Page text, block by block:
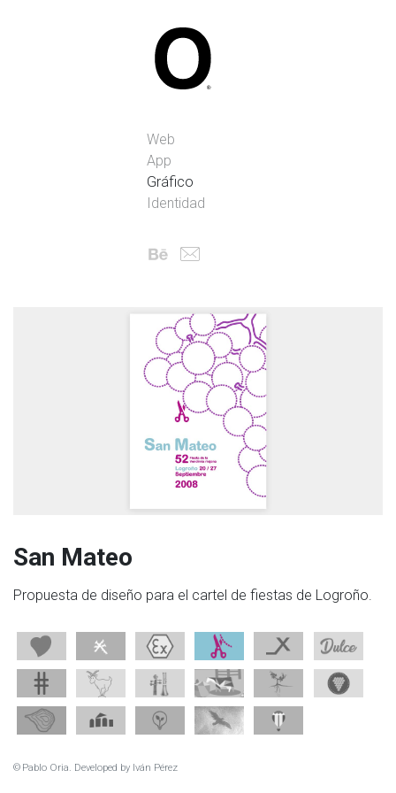
Pablo Oria
Web
App
Gráfico
Identidad
San Mateo
Propuesta de diseño para el cartel de fiestas de Logroño.
© Pablo Oria. Developed by Iván Pérez